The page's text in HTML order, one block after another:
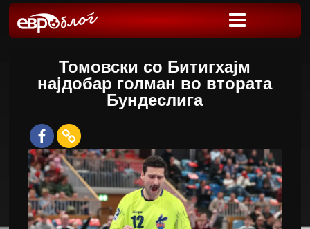
Томовски со Битигхајм
најдобар голман во втората
Бундеслига